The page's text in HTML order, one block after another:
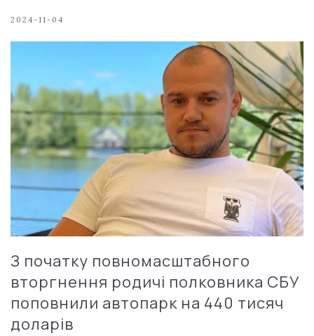
2024-11-04
З початку повномасштабного
вторгнення родичі полковника СБУ
поповнили автопарк на 440 тисяч
доларів